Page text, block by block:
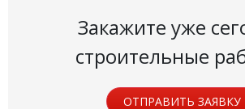
Закажите уже
строительные
ОТПРАВИТЬ ЗАЯВКУ